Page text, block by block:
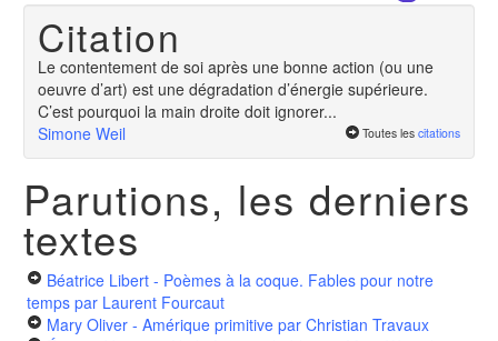
Citation
Le contentement de soi après une bonne action (ou une
oeuvre d’art) est une dégradation d’énergie supérieure.
C’est pourquoi la main droite doit ignorer...
Simone Weil
Toutes les citations
Parutions, les derniers
textes
Béatrice Libert - Poèmes à la coque. Fables pour notre
temps par Laurent Fourcaut
Mary Oliver - Amérique primitive par Christian Travaux